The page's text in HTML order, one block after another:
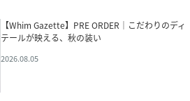
【Whim Gazette】PRE ORDER｜こだわりのディ
テールが映える、秋の装い
2026.08.05